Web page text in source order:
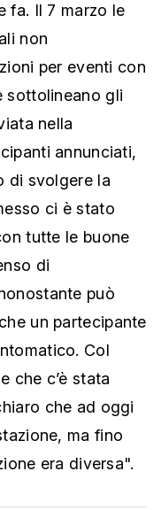
fa. Il 7 marzo le
non
per eventi con
sottolineano gli
nella
annunciati,
di svolgere la
ci è stato
tutte le buone
di
può
un partecipante
Col
che c’è stata
che ad oggi
ma fino
era diversa".